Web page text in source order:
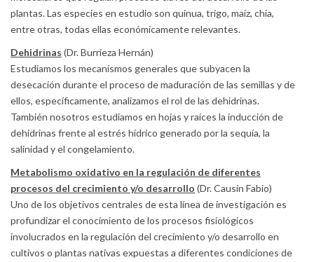
plantas. Las especies en estudio son quinua, trigo, maíz, chía,
entre otras, todas ellas económicamente relevantes.
Dehidrinas (Dr. Burrieza Hernán)
Estudiamos los mecanismos generales que subyacen la
desecación durante el proceso de maduración de las semillas y de
ellos, específicamente, analizamos el rol de las dehidrinas.
También nosotros estudiamos en hojas y raíces la inducción de
dehidrinas frente al estrés hídrico generado por la sequía, la
salinidad y el congelamiento.
Metabolismo oxidativo en la regulación de diferentes
procesos del crecimiento y/o desarrollo (Dr. Causin Fabio)
Uno de los objetivos centrales de esta línea de investigación es
profundizar el conocimiento de los procesos fisiológicos
involucrados en la regulación del crecimiento y/o desarrollo en
cultivos o plantas nativas expuestas a diferentes condiciones de